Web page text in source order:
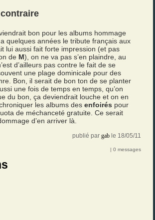
contraire
bon pour les albums hommage
quelques années le tribute français aux
lui aussi fait forte impression (et pas
de M), on ne va pas s’en plaindre, au
d’ailleurs pas contre le fait de se
une plage dominicale pour des
Bon, il serait de bon ton de se planter
une fois de temps en temps, qu’on
du bon, ça deviendrait louche et on en
les albums desenfoirés pour
de méchanceté gratuite. Ce serait
d’en arriver là.
publié par gab le 18/05/11
| 0 messages